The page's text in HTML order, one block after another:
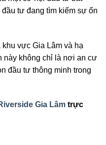
tư đang tìm kiếm sự ổn
vực Gia Lâm và hạ
này không chỉ là nơi an cư
đầu tư thông minh trong
Gia Lâm trực